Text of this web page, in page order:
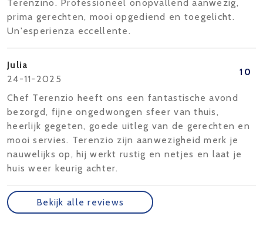
Terenzino. Professioneel onopvallend aanwezig,
prima gerechten, mooi opgediend en toegelicht.
Un'esperienza eccellente.
Julia
24-11-2025
10
Chef Terenzio heeft ons een fantastische avond
bezorgd, fijne ongedwongen sfeer van thuis,
heerlijk gegeten, goede uitleg van de gerechten en
mooi servies. Terenzio zijn aanwezigheid merk je
nauwelijks op, hij werkt rustig en netjes en laat je
huis weer keurig achter.
Bekijk alle reviews